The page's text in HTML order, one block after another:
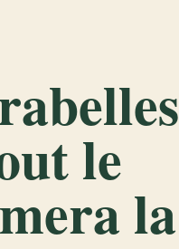
le
la